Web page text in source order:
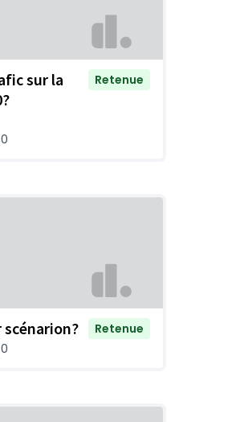
sur la
Retenue
0
scénarion?
Retenue
0